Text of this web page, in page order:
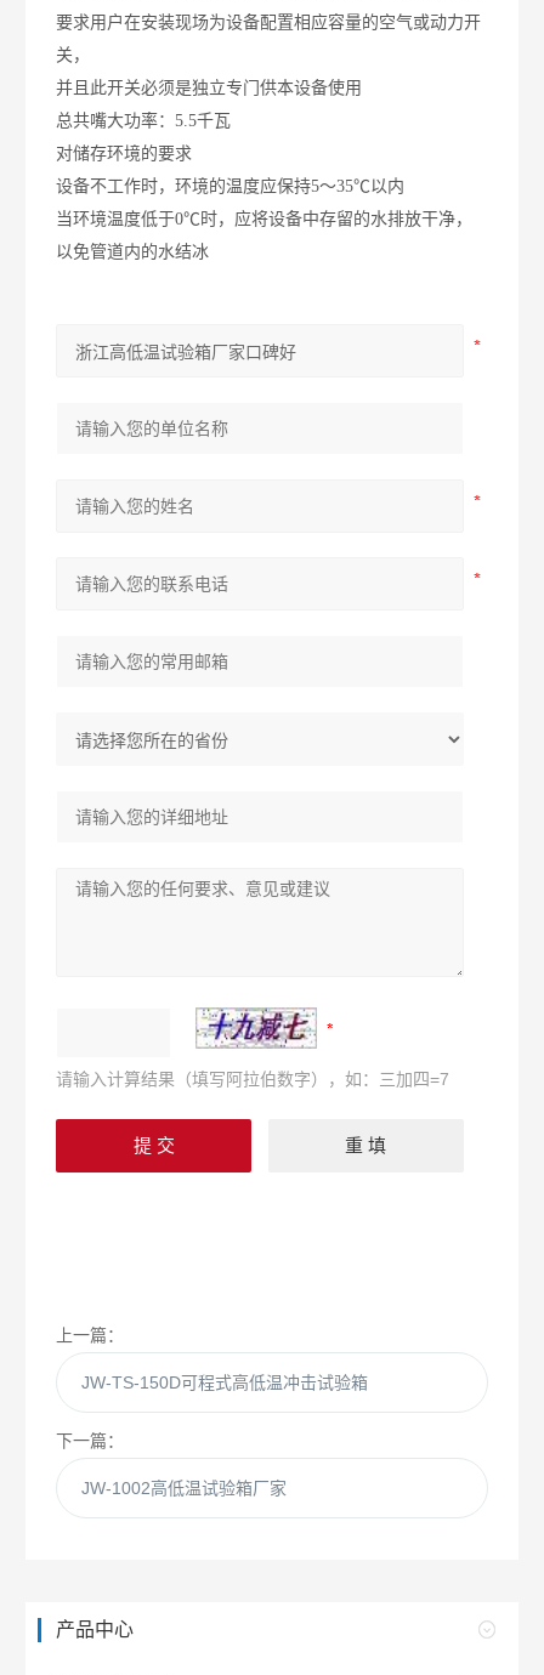
要求用户在安装现场为设备配置相应容量的空气或动力开
关，
并且此开关必须是独立专门供本设备使用
总共嘴大功率：5.5千瓦
对储存环境的要求
设备不工作时，环境的温度应保持5～35℃以内
当环境温度低于0℃时，应将设备中存留的水排放干净，
以免管道内的水结冰
请输入计算结果（填写阿拉伯数字），如：三加四=7
上一篇：
JW-TS-150D可程式高低温冲击试验箱
下一篇：
JW-1002高低温试验箱厂家
产品中心